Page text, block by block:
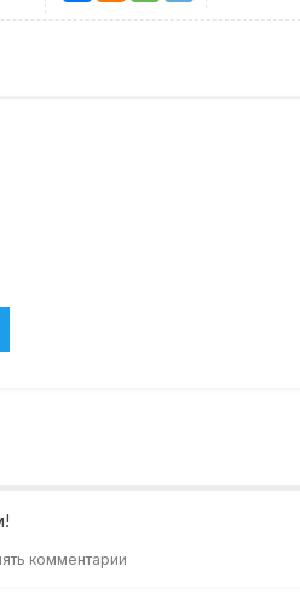
комментарии